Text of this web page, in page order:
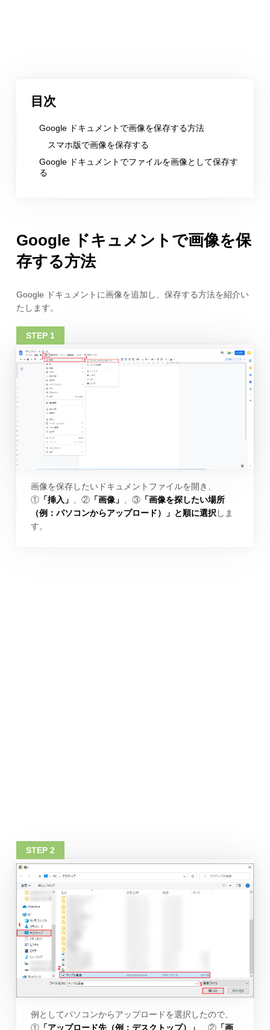
目次
Google ドキュメントで画像を保存する方法
スマホ版で画像を保存する
Google ドキュメントでファイルを画像として保存す
る
Google ドキュメントで画像を保
存する方法
Google ドキュメントに画像を追加し、保存する方法を紹介い
たします。
画像を保存したいドキュメントファイルを開き、
①「挿入」 、②「画像」 、③「画像を探したい場所
（例：パソコンからアップロード）」と順に選択 しま
す。
例としてパソコンからアップロードを選択したので、
①「アップロード先（例：デスクトップ）」 、②「画